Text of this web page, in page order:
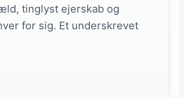
tinglyst ejerskab og
for sig. Et underskrevet